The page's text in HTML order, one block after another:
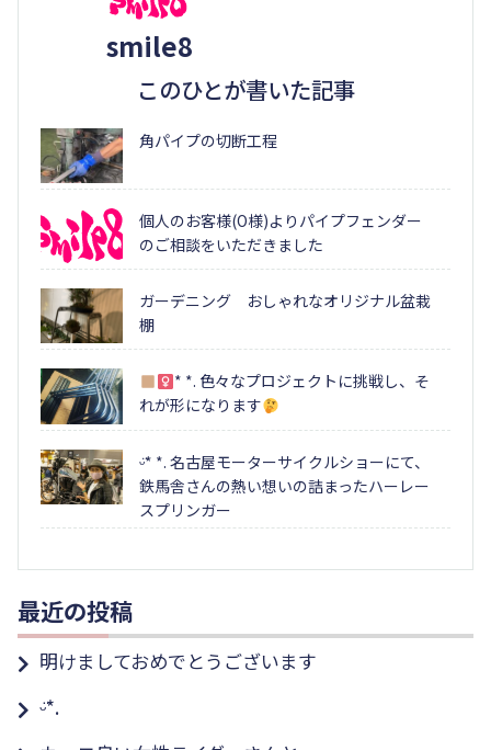
smile8
このひとが書いた記事
角パイプの切断工程
個人のお客様(O様)よりパイプフェンダー
のご相談をいただきました
ガーデニング おしゃれなオリジナル盆栽
棚
* *. 色々なプロジェクトに挑戦し、そ
れが形になります
ᵕ̈* *. 名古屋モーターサイクルショーにて、
鉄馬舎さんの熱い想いの詰まったハーレー
スプリンガー
最近の投稿
明けましておめでとうございます
ᵕ̈*.